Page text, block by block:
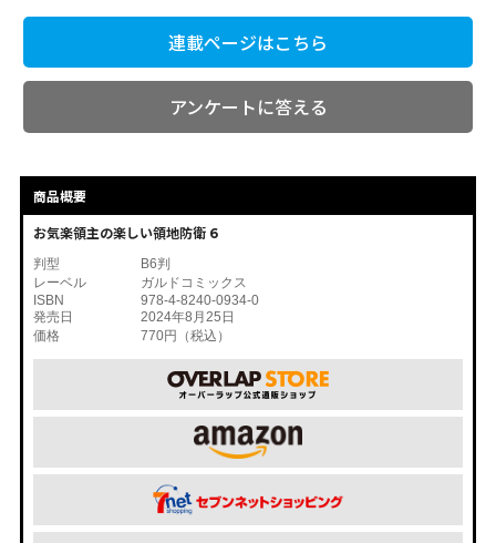
連載ページはこちら
アンケートに答える
商品概要
お気楽領主の楽しい領地防衛 6
判型
B6判
レーベル
ガルドコミックス
ISBN
978-4-8240-0934-0
発売日
2024年8月25日
価格
770円（税込）